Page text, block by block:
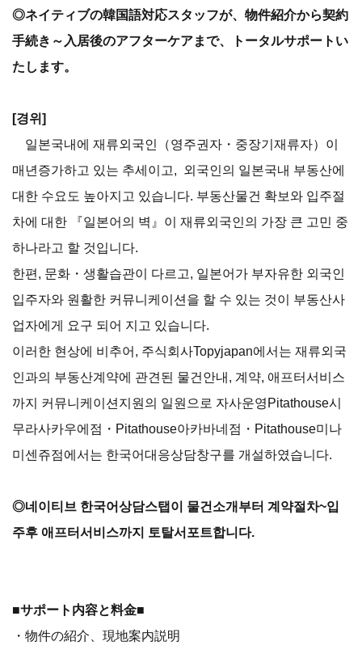
◎ネイティブの韓国語対応スタッフが、物件紹介から契約
手続き～入居後のアフターケアまで、トータルサポートい
たします。
[경위]
일본국내에 재류외국인（영주권자・중장기재류자）이
매년증가하고 있는 추세이고, 외국인의 일본국내 부동산에
대한 수요도 높아지고 있습니다. 부동산물건 확보와 입주절
차에 대한 『일본어의 벽』이 재류외국인의 가장 큰 고민 중
하나라고 할 것입니다.
한편, 문화・생활습관이 다르고, 일본어가 부자유한 외국인
입주자와 원활한 커뮤니케이션을 할 수 있는 것이 부동산사
업자에게 요구 되어 지고 있습니다.
이러한 현상에 비추어, 주식회사Topyjapan에서는 재류외국
인과의 부동산계약에 관견된 물건안내, 계약, 애프터서비스
까지 커뮤니케이션지원의 일원으로 자사운영Pitathouse시
무라사카우에점・Pitathouse아카바네점・Pitathouse미나
미센쥬점에서는 한국어대응상담창구를 개설하였습니다.
◎네이티브 한국어상담스탭이 물건소개부터 계약절차~입
주후 애프터서비스까지 토탈서포트합니다.
■サポート内容と料金■
・物件の紹介、現地案内説明